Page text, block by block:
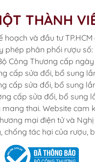
THÀNH
hoạch và đầu tư
phép phân phối rượu số:
Công Thương cấp
cấp sửa đổi, bổ sung
cấp sửa đổi, bổ sung
cấp sửa đổi, bổ sung
thai. Website
mại điện tử và
chống tác hại của rượu,